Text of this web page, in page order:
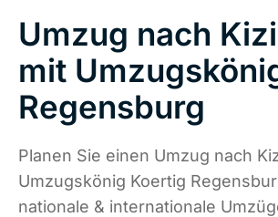
Umzug nach
mit
Regensburg
Planen Sie einen Umzug nach
Umzugskönig Koertig
nationale & internationale